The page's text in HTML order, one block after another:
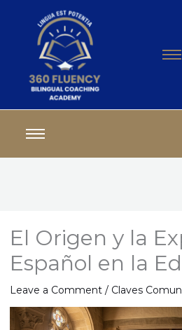
El Origen y la
Español en la
Leave a Comment / Claves